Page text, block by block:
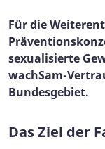
Für die
sexualisierte
wachSam-
Bundesgebiet.
Das Ziel der